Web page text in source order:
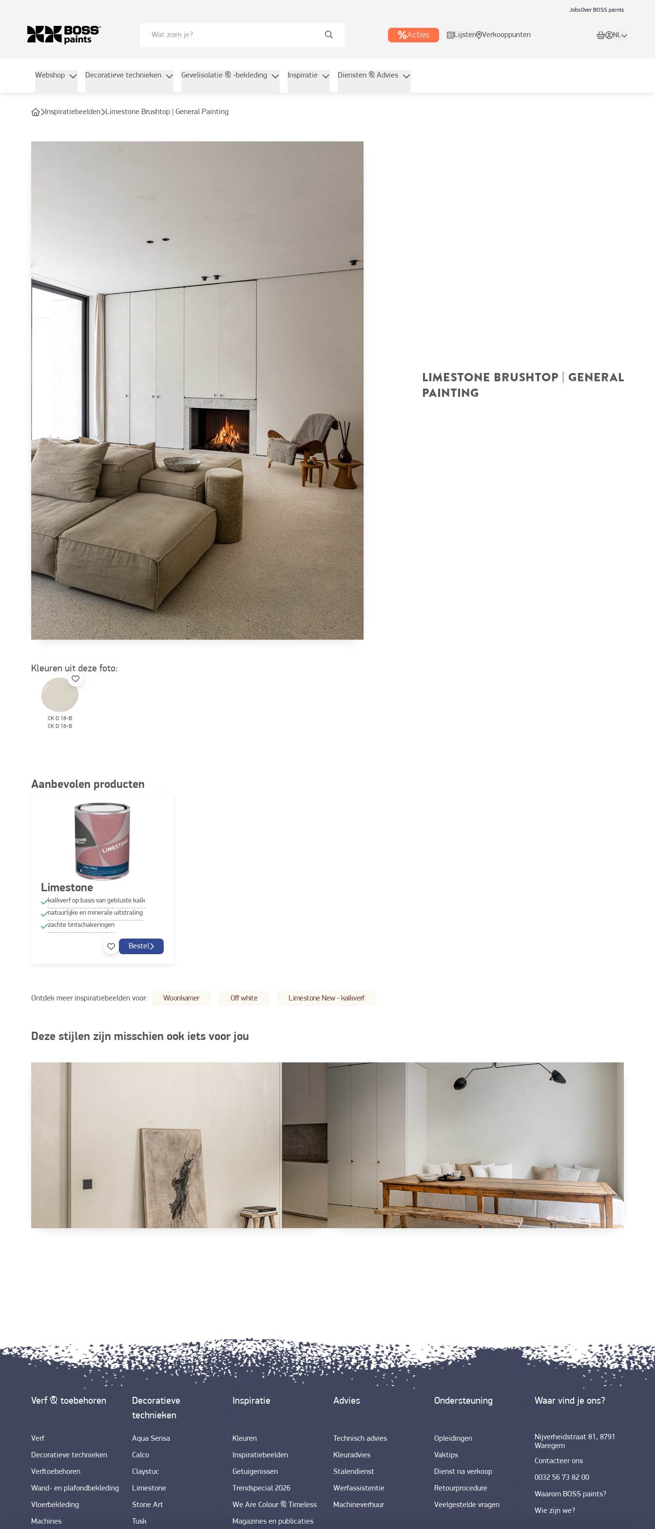
JobsOver BOSS paints
Acties Lijsten Verkooppunten NL
Webshop Decoratieve technieken Gevelisolatie & -bekleding Inspiratie Diensten & Advies
Inspiratiebeelden Limestone Brushtop | General Painting
LIMESTONE BRUSHTOP | GENERAL
PAINTING
Kleuren uit deze foto:
CK D 18-B
CK D 18-B
Aanbevolen producten
Limestone
kalkverf op basis van gebluste kalk
natuurlijke en minerale uitstraling
zachte tintschakeringen
Bestel
Ontdek meer inspiratiebeelden voor: Woonkamer Off white Limestone New - kalkverf
Deze stijlen zijn misschien ook iets voor jou
Verf & toebehoren
Verf
Decoratieve technieken
Verftoebehoren
Wand- en plafondbekleding
Vloerbekleding
Machines
Decoratieve
technieken
Aqua Sensa
Calco
Claystuc
Limestone
Stone Art
Tusk
Inspiratie
Kleuren
Inspiratiebeelden
Getuigenissen
Trendspecial 2026
We Are Colour & Timeless
Magazines en publicaties
Advies
Technisch advies
Kleuradvies
Stalendienst
Werfassistentie
Machineverhuur
Ondersteuning
Opleidingen
Vaktips
Dienst na verkoop
Retourprocedure
Veelgestelde vragen
Waar vind je ons?
Nijverheidstraat 81, 8791
Waregem
Contacteer ons
0032 56 73 82 00
Waarom BOSS paints?
Wie zijn we?